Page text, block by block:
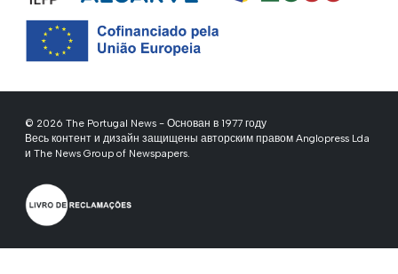
© 2026 The Portugal News - Основан в 1977 году
Весь контент и дизайн защищены авторским правом Anglopress Lda
и The News Group of Newspapers.